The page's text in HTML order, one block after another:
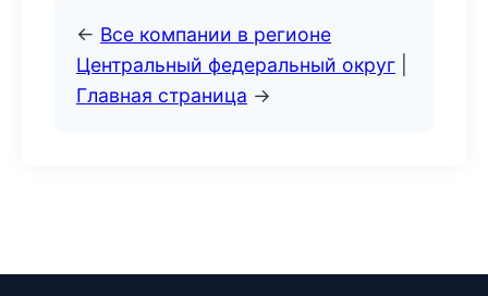
← Все компании в регионе
Центральный федеральный округ
Главная страница →